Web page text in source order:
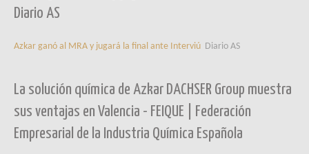
Diario AS
Azkar ganó al MRA y jugará la final ante Interviú Diario AS
La solución química de Azkar DACHSER Group muestra
sus ventajas en Valencia - FEIQUE | Federación
Empresarial de la Industria Química Española